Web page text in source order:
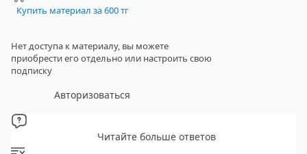
Купить материал за 600 тг
Нет доступа к материалу, вы можете
приобрести его отдельно или настроить свою
подписку
Авторизоваться
Читайте больше ответов